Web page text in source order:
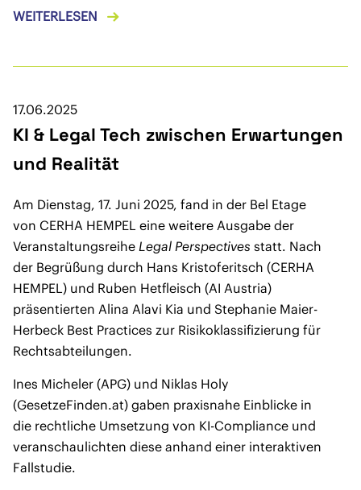
WEITERLESEN
17.06.2025
KI & Legal Tech zwischen Erwartungen
und Realität
Am Dienstag, 17. Juni 2025, fand in der Bel Etage
von CERHA HEMPEL eine weitere Ausgabe der
Veranstaltungsreihe Legal Perspectives statt. Nach
der Begrüßung durch Hans Kristoferitsch (CERHA
HEMPEL) und Ruben Hetfleisch (AI Austria)
präsentierten Alina Alavi Kia und Stephanie Maier-
Herbeck Best Practices zur Risikoklassifizierung für
Rechtsabteilungen.
Ines Micheler (APG) und Niklas Holy
(GesetzeFinden.at) gaben praxisnahe Einblicke in
die rechtliche Umsetzung von KI-Compliance und
veranschaulichten diese anhand einer interaktiven
Fallstudie.